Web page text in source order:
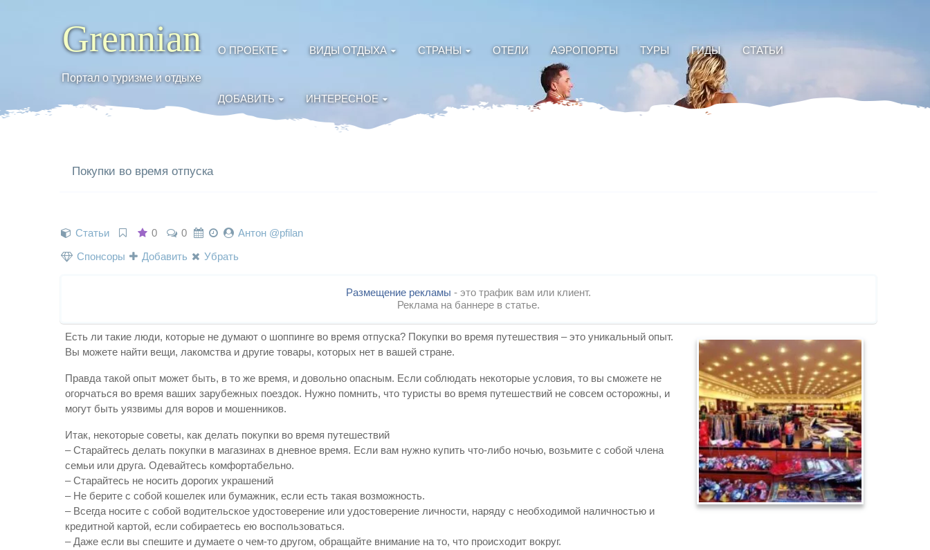
Grennian
Портал о туризме и отдыхе
О ПРОЕКТЕ ВИДЫ ОТДЫХА СТРАНЫ ОТЕЛИ АЭРОПОРТЫ ТУРЫ ГИДЫ СТАТЬИ
ДОБАВИТЬ ИНТЕРЕСНОЕ
Покупки во время отпуска
Статьи 0 0
Антон @pfilan
Спонсоры
Добавить Убрать
Размещение рекламы - это трафик вам или клиент.
Реклама на баннере в статье.
Есть ли такие люди, которые не думают о шоппинге во время отпуска? Покупки во время путешествия – это уникальный опыт.
Вы можете найти вещи, лакомства и другие товары, которых нет в вашей стране.
Правда такой опыт может быть, в то же время, и довольно опасным. Если соблюдать некоторые условия, то вы сможете не
огорчаться во время ваших зарубежных поездок. Нужно помнить, что туристы во время путешествий не совсем осторожны, и
могут быть уязвимы для воров и мошенников.
Итак, некоторые советы, как делать покупки во время путешествий
– Старайтесь делать покупки в магазинах в дневное время. Если вам нужно купить что-либо ночью, возьмите с собой члена
семьи или друга. Одевайтесь комфортабельно.
– Старайтесь не носить дорогих украшений
– Не берите с собой кошелек или бумажник, если есть такая возможность.
– Всегда носите с собой водительское удостоверение или удостоверение личности, наряду с необходимой наличностью и
кредитной картой, если собираетесь ею воспользоваться.
– Даже если вы спешите и думаете о чем-то другом, обращайте внимание на то, что происходит вокруг.